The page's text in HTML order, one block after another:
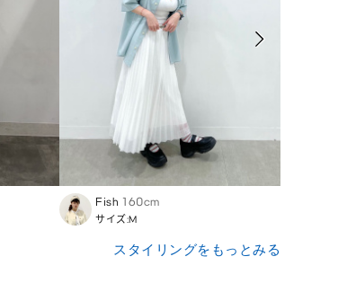
Fish 160cm
サイズ:M
スタイリングをもっとみる